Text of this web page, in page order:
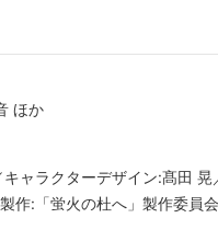
ほか
ャラクターデザイン:髙田
作:「蛍火の杜へ」製作委員会